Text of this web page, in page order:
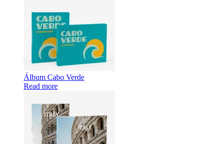
Álbum Cabo Verde
Read more